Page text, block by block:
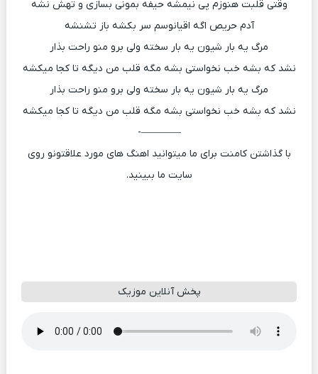
وقتی قلبت هنوزم پی نیمشه حیفه بمونی بسازی و تهش نشه
آدم حریص اگه اقیانوسم سر بکشه باز تشنشه
مرگ یه بار شیون یه بار سخته ولی برو منو راحت بذار
نشد که بشه خب نخواستی بشه مگه قلب من دیگه تا کجا میکشه
مرگ یه بار شیون یه بار سخته ولی برو منو راحت بذار
نشد که بشه خب نخواستی بشه مگه قلب من دیگه تا کجا میکشه
————-
با گذاشتن کامنت برای ما میتوانید اهنگ های مورد علاقتونو روی
سایت ما ببینید.
پخش آنلاین موزیک